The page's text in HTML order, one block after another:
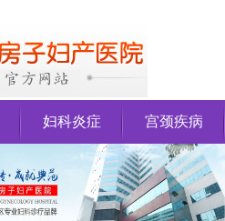
妇科炎症 宫颈疾病